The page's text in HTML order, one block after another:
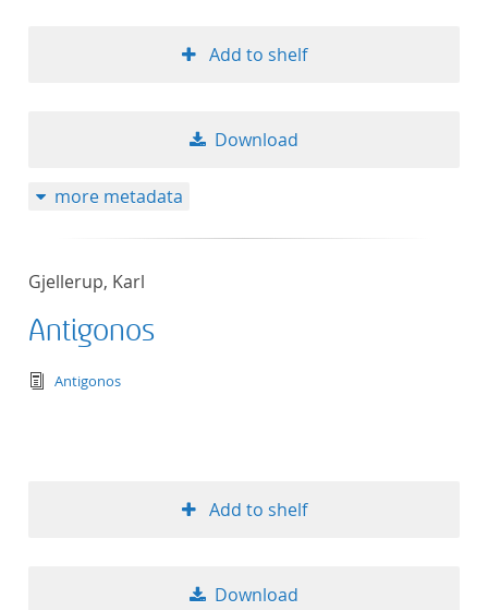
Add to shelf
Download
more metadata
Gjellerup, Karl
Antigonos
text/tg.edition+tg.aggregation+xml
Antigonos
Add to shelf
Download